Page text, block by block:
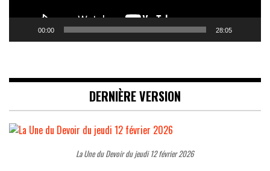
00:00 28:05
DERNIÈRE VERSION
La Une du Devoir du jeudi 12 février 2026